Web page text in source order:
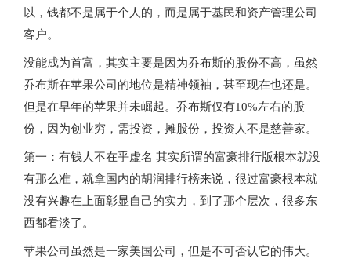
以，钱都不是属于个人的，而是属于基民和资产管理公司
客户。
没能成为首富，其实主要是因为乔布斯的股份不高，虽然
乔布斯在苹果公司的地位是精神领袖，甚至现在也还是。
但是在早年的苹果并未崛起。乔布斯仅有10%左右的股
份，因为创业穷，需投资，摊股份，投资人不是慈善家。
第一：有钱人不在乎虚名 其实所谓的富豪排行版根本就没
有那么准，就拿国内的胡润排行榜来说，很过富豪根本就
没有兴趣在上面彰显自己的实力，到了那个层次，很多东
西都看淡了。
苹果公司虽然是一家美国公司，但是不可否认它的伟大。